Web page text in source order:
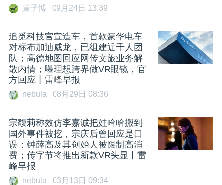
董子博 09月24日 13:39
追觅科技官宣造车，首款豪华电车
对标布加迪威龙，已组建近千人团
队；高德地图回应网传文旅业务解
散内情；曝理想跨界做VR眼镜，官
方回应丨雷峰早报
nebula 08月29日 08:36
宗馥莉称效仿李嘉诚把娃哈哈搬到
国外事件被挖，宗庆后曾回应是口
误；钟薛高及其创始人被限制高消
费；传字节将推出新款VR头显丨雷
峰早报
nebula 03月13日 09:34